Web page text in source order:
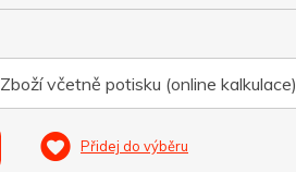
Zboží včetně potisku (online kalkulace)
Přidej do výběru